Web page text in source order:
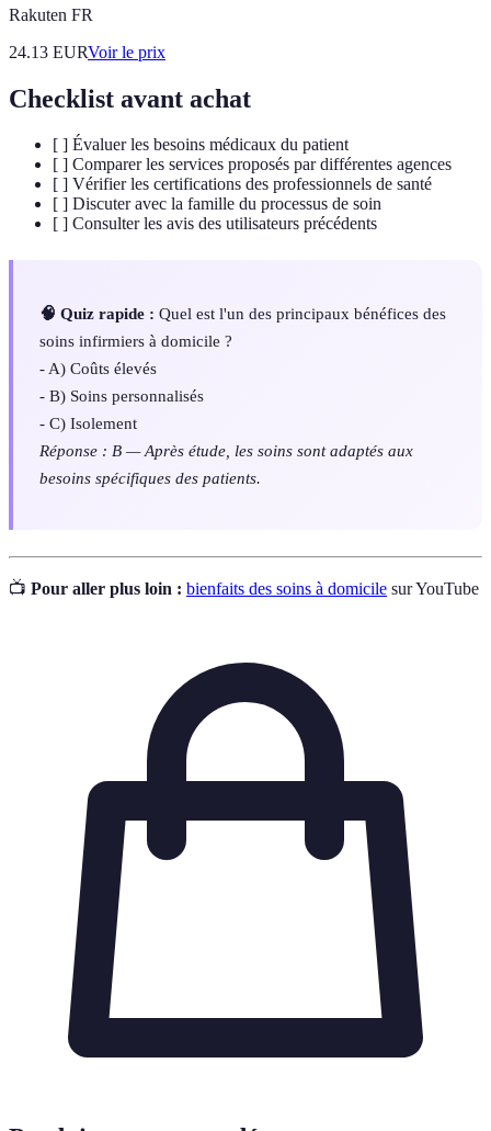
Rakuten FR
24.13 EURVoir le prix
Checklist avant achat
[ ] Évaluer les besoins médicaux du patient
[ ] Comparer les services proposés par différentes agences
[ ] Vérifier les certifications des professionnels de santé
[ ] Discuter avec la famille du processus de soin
[ ] Consulter les avis des utilisateurs précédents
🧠 Quiz rapide : Quel est l'un des principaux bénéfices des
soins infirmiers à domicile ?
- A) Coûts élevés
- B) Soins personnalisés
- C) Isolement
Réponse : B — Après étude, les soins sont adaptés aux
besoins spécifiques des patients.
📺 Pour aller plus loin : bienfaits des soins à domicile sur YouTube